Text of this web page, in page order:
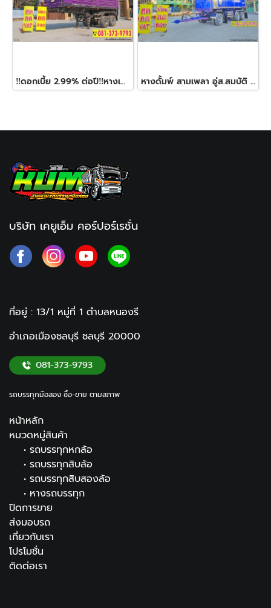
‼️ดอกเบี้ย 2.99% ต่อปี‼️หางเซมิดั้มพ์ สองเพลา อู่เพชรรัตน์นำกิจเจริญ ปี 66 หางดั้มพ์ สามเพลา อู่ส.สมบัติ ปี 2566
บริษัท เคยูเอ็ม คอร์ปอร์เรชั่น
ที่อยู่ : 13/1 หมู่ที่ 1 ตำบลหนองรี
อำเภอเมืองชลบุรี ชลบุรี 20000
รถบรรทุกมือสอง ซื้อ-ขาย ตามสภาพ
หน้าหลัก
หมวดหมู่สินค้า
• รถบรรทุกหกล้อ
• รถบรรทุกสิบล้อ
• รถบรรทุกสิบสองล้อ
• หางรถบรรทุก
ปิดการขาย
ส่งมอบรถ
เกี่ยวกับเรา
โปรโมชั่น
ติดต่อเรา